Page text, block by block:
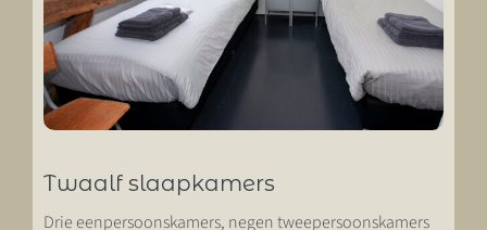
Twaalf slaapkamers
Drie eenpersoonskamers, negen tweepersoonskamers